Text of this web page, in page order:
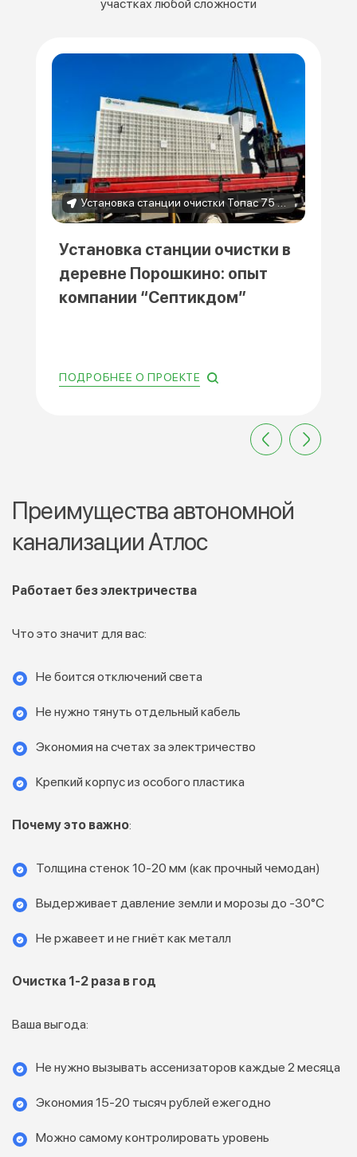
участках любой сложности
Установка станции очистки Топас 75 в деревне Порошкино
Установка станции очистки в
деревне Порошкино: опыт
компании “Септикдом”
ПОДРОБНЕЕ О ПРОЕКТЕ
Преимущества автономной
канализации Атлос
Работает без электричества
Что это значит для вас:
Не боится отключений света
Не нужно тянуть отдельный кабель
Экономия на счетах за электричество
Крепкий корпус из особого пластика
Почему это важно:
Толщина стенок 10-20 мм (как прочный чемодан)
Выдерживает давление земли и морозы до -30°C
Не ржавеет и не гниёт как металл
Очистка 1-2 раза в год
Ваша выгода:
Не нужно вызывать ассенизаторов каждые 2 месяца
Экономия 15-20 тысяч рублей ежегодно
Можно самому контролировать уровень